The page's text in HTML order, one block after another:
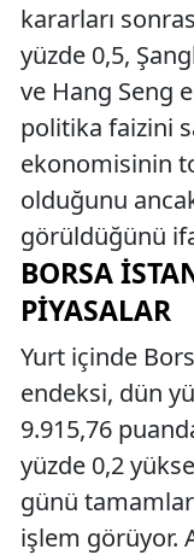
kararları
yüzde 0,5,
ve Hang Seng
politika faizini
ekonomisinin
olduğunu
görüldüğünü
BORSA
PIYASALAR
Yurt içinde
endeksi, dün
9.915,76
yüzde 0,2
günü
işlem görüyor.